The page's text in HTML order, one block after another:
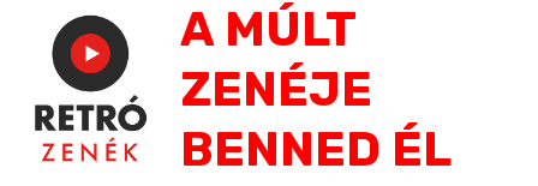
navigation
A MÚLT
ZENÉJE
BENNED ÉL